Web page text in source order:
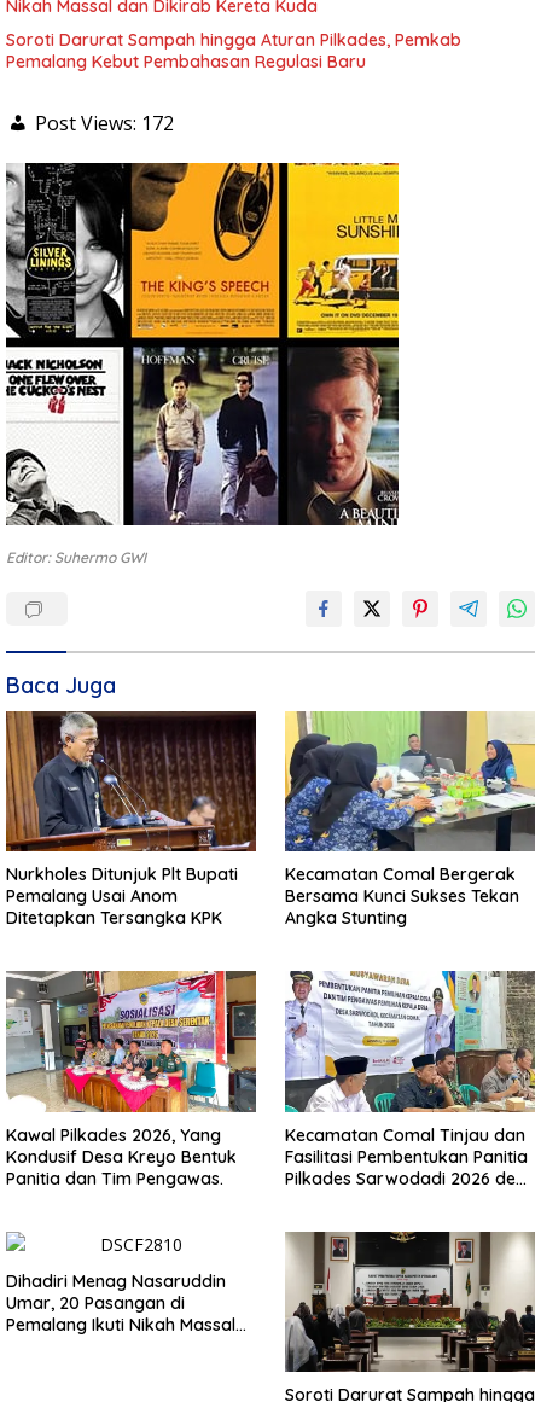
Nikah Massal dan Dikirab Kereta Kuda
Soroti Darurat Sampah hingga Aturan Pilkades, Pemkab
Pemalang Kebut Pembahasan Regulasi Baru
Post Views: 172
Editor: Suhermo GWI
Baca Juga
Nurkholes Ditunjuk Plt Bupati
Pemalang Usai Anom
Ditetapkan Tersangka KPK
Kecamatan Comal Bergerak
Bersama Kunci Sukses Tekan
Angka Stunting
Kawal Pilkades 2026, Yang
Kondusif Desa Kreyo Bentuk
Panitia dan Tim Pengawas.
Kecamatan Comal Tinjau dan
Fasilitasi Pembentukan Panitia
Pilkades Sarwodadi 2026 demi
Dihadiri Menag Nasaruddin
Umar, 20 Pasangan di
Pemalang Ikuti Nikah Massal
Soroti Darurat Sampah hingga